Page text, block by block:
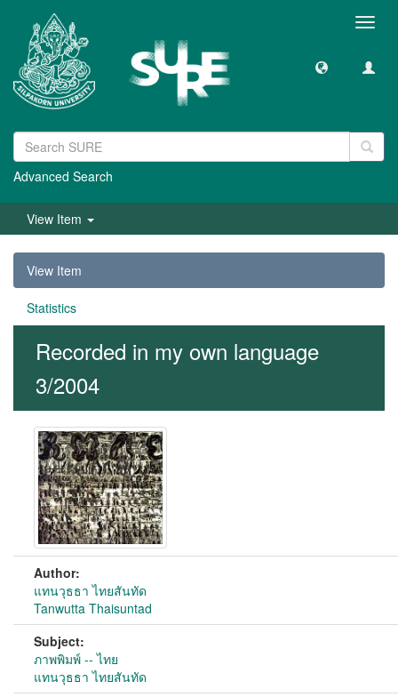
Advanced Search
View Item
View Item
Statistics
Recorded in my own language
3/2004
Author:
แทนวุธธา ไทยสันทัด
Tanwutta Thaisuntad
Subject:
ภาพพิมพ์ -- ไทย
แทนวุธธา ไทยสันทัด